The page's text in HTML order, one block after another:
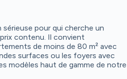
pour qui cherche un
contenu. Il convient
de moins de 80 m² avec
surfaces ou les foyers avec
modèles haut de gamme de notre